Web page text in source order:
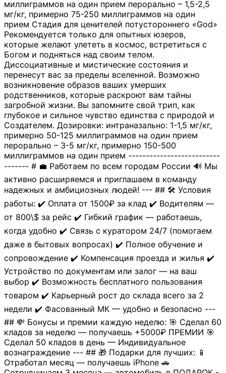
миллиграммов на один прием перорально – 1,5-2,5
мг/кг, примерно 75-250 миллиграммов на один
прием Стадия для ценителей потустороннего «God»
Рекомендуется только для опытных юзеров,
которые желают улететь в космос, встретиться с
Богом и подняться над своим телом.
Диссоциативные и мистические состояния и
перенесут вас за пределы вселенной. Возможно
возникновение образов ваших умерших
родственников, которые раскроют вам тайны
загробной жизни. Вы запомните свой трип, как
глубокое и сильное чувство единства с природой и
Создателем. Дозировки: интраназально: 1-1,5 мг/кг,
примерно 50-125 миллиграммов на один прием
перорально – 3-5 мг/кг, примерно 150-500
миллиграммов на один прием --------------------------
------- # 💼 Работаем по всем городам России 🔊 Мы
активно расширяемся и приглашаем в команду
надежных и амбициозных людей! --- ## 🛠 Условия
работы: ✔️ Оплата от 1500₽ за клад ✔️ Водителям —
от 800\$ за рейс ✔️ Гибкий график — работаешь,
когда удобно ✔️ Связь с куратором 24/7 (помогаем
даже в бытовых вопросах) ✔️ Полное обучение и
сопровождение ✔️ Компенсация проезда и жилья ✔️
Устройство по документам или залог — на ваш
выбор ✔️ Возможность бесплатного пользования
товаром ✔️ Карьерный рост до склада всего за 2
недели ✔️ Фасованный МК — удобно и безопасно ---
## 💸 Бонусы и премии каждую неделю: 🎯 Сделал 60
кладов за неделю — получаешь +5000₽ ПРЕМИИ 🎯
Сделал 50 кладов в день — Индивидуальное
вознаграждение --- ## 🎁 Подарки для лучших: 📱
Отработал месяц — получаешь iPhone 🚗